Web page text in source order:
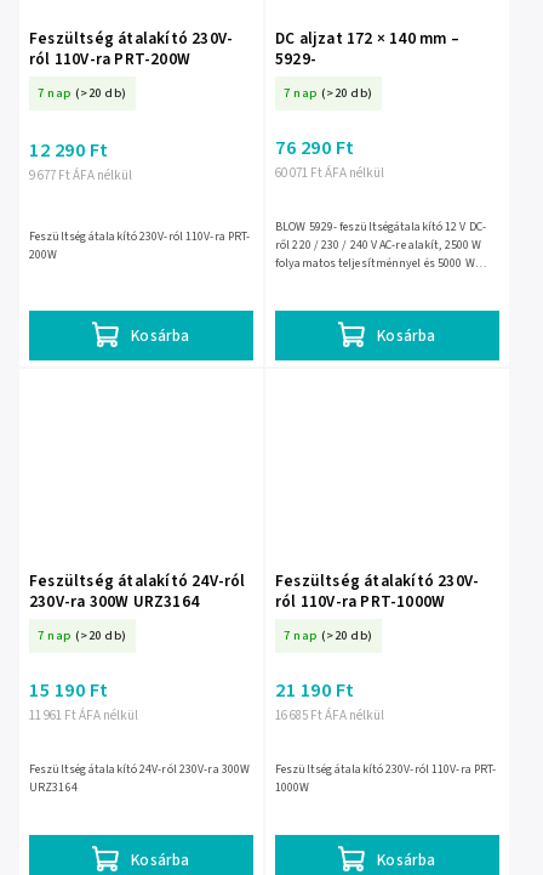
Feszültség átalakító 230V-
ról 110V-ra PRT-200W
7 nap (>20 db)
9 677 Ft ÁFA nélkül
12 290 Ft
Kosárba
Feszültség átalakító 230V-ról 110V-ra PRT-
200W
DC aljzat 172 × 140 mm –
5929-
7 nap (>20 db)
60 071 Ft ÁFA nélkül
76 290 Ft
Kosárba
BLOW 5929- feszültségátalakító 12 V DC-
ről 220 / 230 / 240 V AC-re alakít, 2500 W
folyamatos teljesítménnyel és 5000 W
Feszültség átalakító 24V-ról
230V-ra 300W URZ3164
7 nap (>20 db)
11 961 Ft ÁFA nélkül
15 190 Ft
Kosárba
Feszültség átalakító 24V-ról 230V-ra 300W
URZ3164
Feszültség átalakító 230V-
ról 110V-ra PRT-1000W
7 nap (>20 db)
16 685 Ft ÁFA nélkül
21 190 Ft
Kosárba
Feszültség átalakító 230V-ról 110V-ra PRT-
1000W